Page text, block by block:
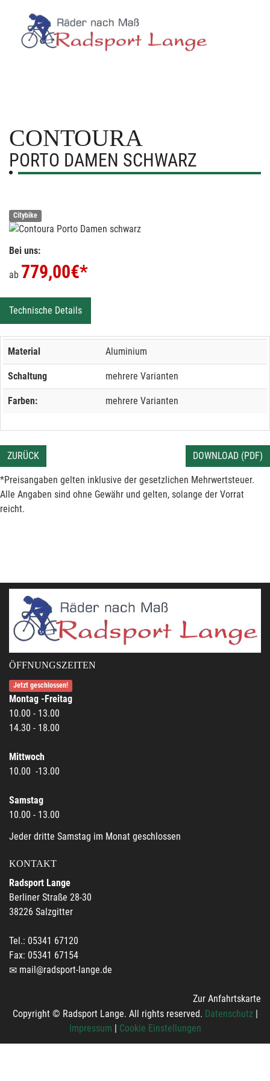
CONTOURA
PORTO DAMEN SCHWARZ
Citybike
Bei uns:
ab 779,00€*
Technische Details
Material Aluminium
Schaltung mehrere Varianten
Farben: mehrere Varianten
ZURÜCK DOWNLOAD (PDF)
*Preisangaben gelten inklusive der gesetzlichen Mehrwertsteuer.
Alle Angaben sind ohne Gewähr und gelten, solange der Vorrat
reicht.
ÖFFNUNGSZEITEN
Jetzt geschlossen!
Montag -Freitag
10.00 - 13.00
14.30 - 18.00
Mittwoch
10.00 -13.00
Samstag
10.00 - 13.00
Jeder dritte Samstag im Monat geschlossen
KONTAKT
Radsport Lange
Berliner Straße 28-30
38226 Salzgitter
Tel.: 05341 67120
Fax: 05341 67154
mail@radsport-lange.de
Zur Anfahrtskarte
Copyright © Radsport Lange. All rights reserved. Datenschutz|
Impressum
Cookie Einstellungen